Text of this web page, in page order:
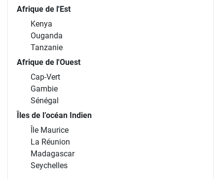
Afrique de l'Est
Kenya
Ouganda
Tanzanie
Afrique de l'Ouest
Cap-Vert
Gambie
Sénégal
Îles de l’océan Indien
Île Maurice
La Réunion
Madagascar
Seychelles